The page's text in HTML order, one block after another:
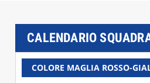
CALENDARIO
COLORE MAGLIA ROSSO-